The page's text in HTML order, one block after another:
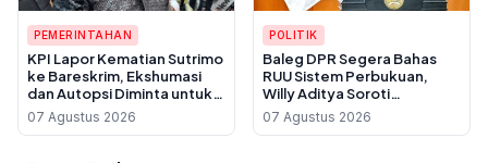
PEMERINTAHAN
KPI Lapor Kematian Sutrimo
ke Bareskrim, Ekshumasi
dan Autopsi Diminta untuk
Usut Dugaan Pembunuhan
07 Agustus 2026
POLITIK
Baleg DPR Segera Bahas
RUU Sistem Perbukuan,
Willy Aditya Soroti
Maraknya Penerbit Gulung
Tikar
07 Agustus 2026